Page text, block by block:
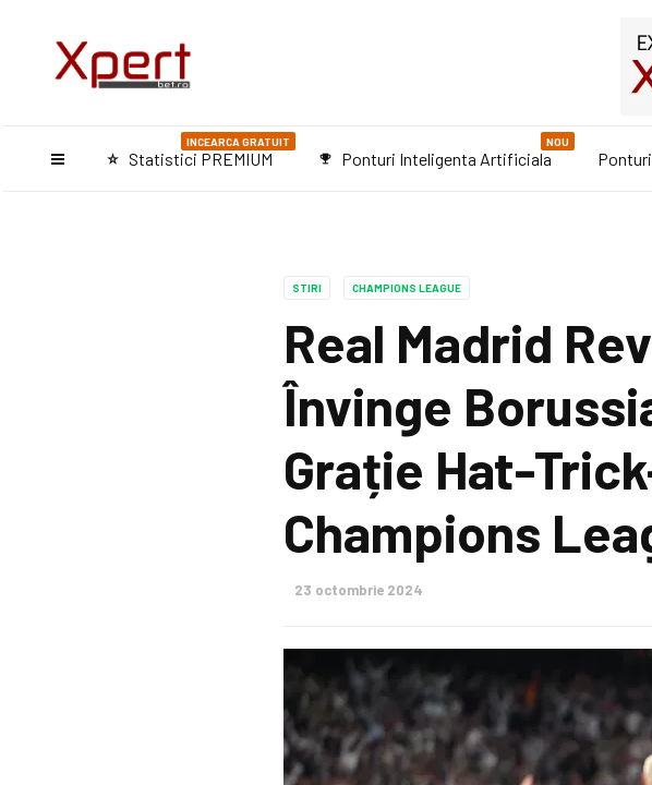
star_purple500 Statistici PREMIUM
INCEARCA GRATUIT
emoji_events Ponturi Inteligenta Artificiala
NOU
STIRI CHAMPIONS LEAGUE
Real Madrid
Învinge
Grație Hat-
Champions
23 octombrie 2024